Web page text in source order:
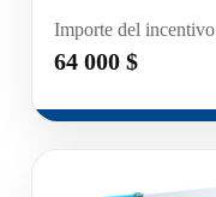
Importe del incentivo
64 000 $